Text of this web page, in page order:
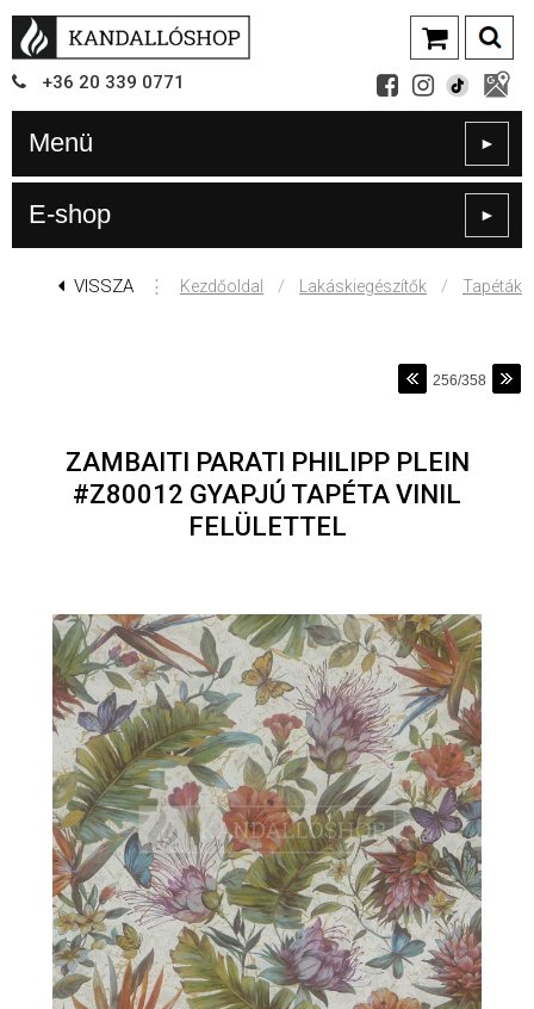
+36 20 339 0771
Menü ►
E-shop ►
VISSZA ⋮ Kezdőoldal / Lakáskiegészítők / Tapéták
256/358
ZAMBAITI PARATI PHILIPP PLEIN
#Z80012 GYAPJÚ TAPÉTA VINIL
FELÜLETTEL